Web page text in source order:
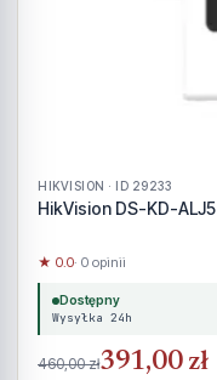
HIKVISION · ID 29233
HikVision DS-KD-ALJ5
★ 0.0· 0 opinii
Dostępny
Wysyłka 24h
460,00 zł391,00 zł